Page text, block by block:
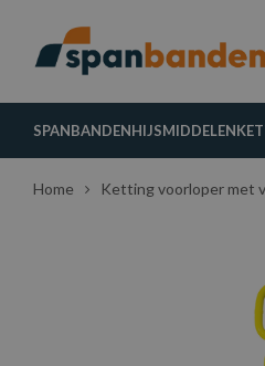
SPANBANDENHIJSMIDDELEN
Home Ketting voorloper met